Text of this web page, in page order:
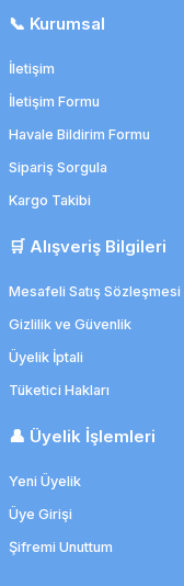
📞 Kurumsal
İletişim
İletişim Formu
Havale Bildirim Formu
Sipariş Sorgula
Kargo Takibi
🛒 Alışveriş Bilgileri
Mesafeli Satış Sözleşmesi
Gizlilik ve Güvenlik
Üyelik İptali
Tüketici Hakları
👤 Üyelik İşlemleri
Yeni Üyelik
Üye Girişi
Şifremi Unuttum